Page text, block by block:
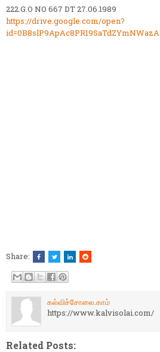
222.G.O NO 667 DT 27.06.1989
https://drive.google.com/open?
id=0B8slP9ApAc8PR19SaTdZYmNWazA
Share:
கல்விச்சோலை.காம்
https://www.kalvisolai.com/
Related Posts: